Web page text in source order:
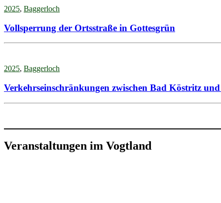
2025, Baggerloch
Vollsperrung der Ortsstraße in Gottesgrün
2025, Baggerloch
Verkehrseinschränkungen zwischen Bad Köstritz
Veranstaltungen im Vogtland